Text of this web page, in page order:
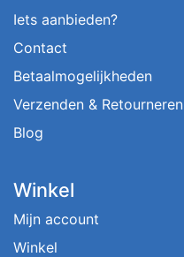
Iets aanbieden?
Contact
Betaalmogelijkheden
Verzenden & Retourneren
Blog
Winkel
Mijn account
Winkel